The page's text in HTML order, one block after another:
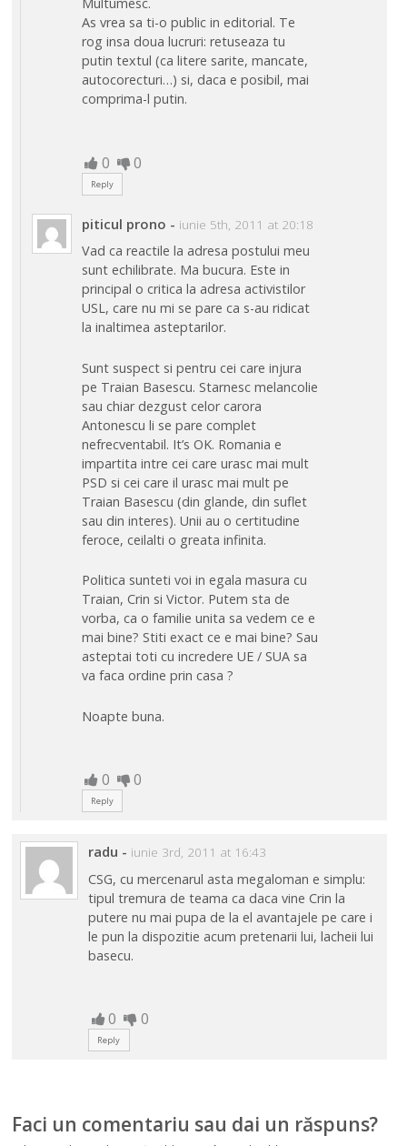
As vrea sa ti-o public in editorial. Te
rog insa doua lucruri: retuseaza tu
putin textul (ca litere sarite, mancate,
autocorecturi…) si, daca e posibil, mai
comprima-l putin.
0 0
Reply
piticul prono - iunie 5th, 2011 at 20:18
Vad ca reactile la adresa postului meu
sunt echilibrate. Ma bucura. Este in
principal o critica la adresa activistilor
USL, care nu mi se pare ca s-au ridicat
la inaltimea asteptarilor.
Sunt suspect si pentru cei care injura
pe Traian Basescu. Starnesc melancolie
sau chiar dezgust celor carora
Antonescu li se pare complet
nefrecventabil. It’s OK. Romania e
impartita intre cei care urasc mai mult
PSD si cei care il urasc mai mult pe
Traian Basescu (din glande, din suflet
sau din interes). Unii au o certitudine
feroce, ceilalti o greata infinita.
Politica sunteti voi in egala masura cu
Traian, Crin si Victor. Putem sta de
vorba, ca o familie unita sa vedem ce e
mai bine? Stiti exact ce e mai bine? Sau
asteptai toti cu incredere UE / SUA sa
va faca ordine prin casa ?
Noapte buna.
0 0
Reply
radu - iunie 3rd, 2011 at 16:43
CSG, cu mercenarul asta megaloman e simplu:
tipul tremura de teama ca daca vine Crin la
putere nu mai pupa de la el avantajele pe care i
le pun la dispozitie acum pretenarii lui, lacheii lui
basecu.
0 0
Reply
Faci un comentariu sau dai un răspuns?